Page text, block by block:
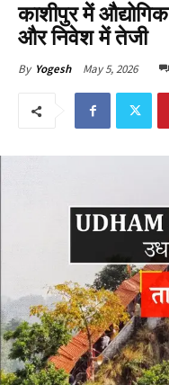
काशीपुर में
और निवेश में तेजी
By Yogesh May 5, 2026